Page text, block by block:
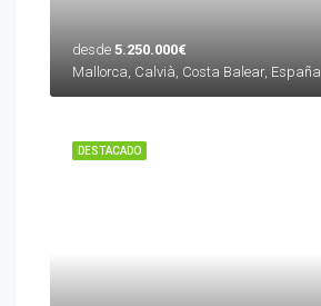
desde 5.250.000€
Mallorca, Calvià, Costa Balear, España
DESTACADO